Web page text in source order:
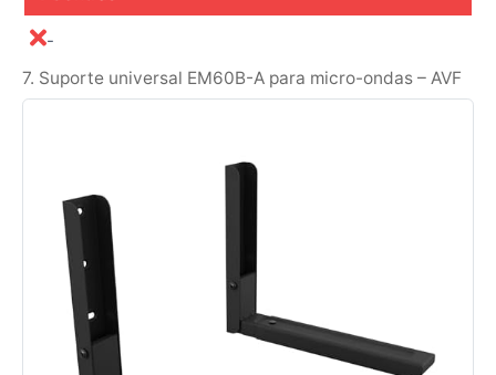
-
7. Suporte universal EM60B-A para micro-ondas – AVF